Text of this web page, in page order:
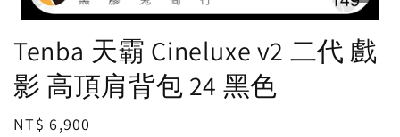
Tenba 天霸 Cineluxe v2 二代 戲
影 高頂肩背包 24 黑色
Regular
NT$ 6,900